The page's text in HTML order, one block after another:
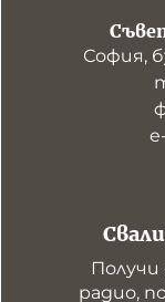
радио,
София,